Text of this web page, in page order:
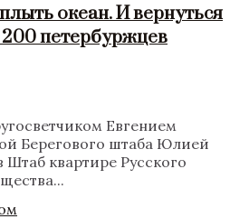
океан. И вернуться
петербуржцев
Евгением
Берегового штаба Юлией
квартире Русского